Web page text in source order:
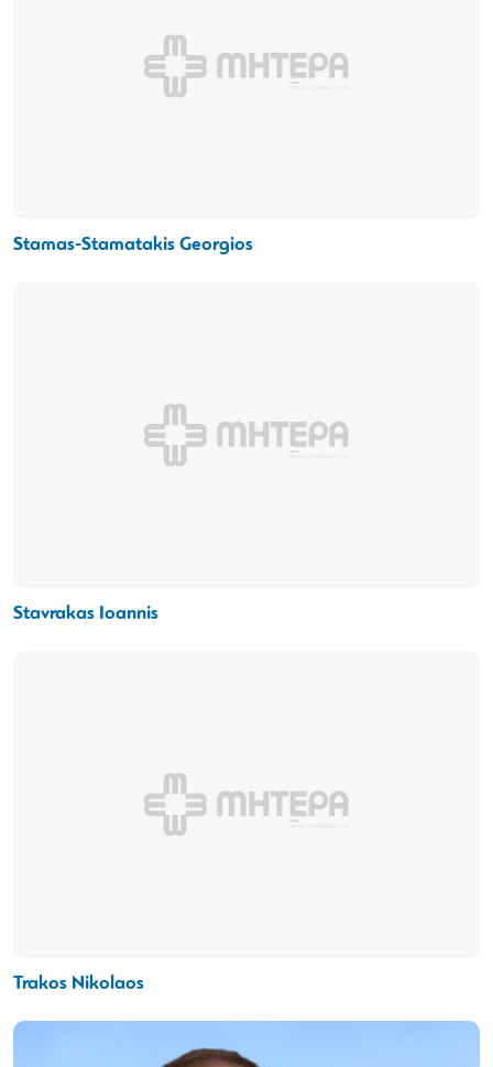
Stamas-Stamatakis Georgios
Stavrakas Ioannis
Trakos Nikolaos